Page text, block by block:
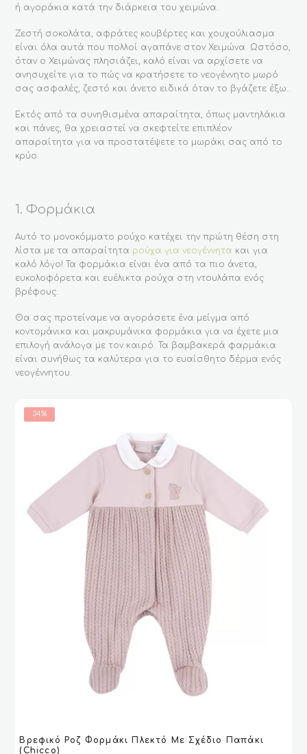
ή αγοράκια κατά την διάρκεια του χειμώνα.
Ζεστή σοκολάτα, αφράτες κουβέρτες και χουχούλιασμα
είναι όλα αυτά που πολλοί αγαπάνε στον Χειμώνα. Ωστόσο,
όταν ο Χειμώνας πλησιάζει, καλό είναι να αρχίσετε να
ανησυχείτε για το πώς να κρατήσετε το νεογέννητο μωρό
σας ασφαλές, ζεστό και άνετο ειδικά όταν το βγάζετε έξω..
Εκτός από τα συνηθισμένα απαραίτητα, όπως μαντηλάκια
και πάνες, θα χρειαστεί να σκεφτείτε επιπλέον
απαραίτητα για να προστατέψετε το μωράκι σας από το
κρύο.
1. Φορμάκια
Αυτό το μονοκόμματο ρούχο κατέχει την πρώτη θέση στη
λίστα με τα απαραίτητα ρούχα για νεογέννητα και για
καλό λόγο! Τα φορμάκια είναι ένα από τα πιο άνετα,
ευκολοφόρετα και ευέλικτα ρούχα στη ντουλάπα ενός
βρέφους.
Θα σας προτείναμε να αγοράσετε ένα μείγμα από
κοντομάνικα και μακρυμάνικα φορμάκια για να έχετε μια
επιλογή ανάλογα με τον καιρό. Τα βαμβακερά φαρμάκια
είναι συνήθως τα καλύτερα για το ευαίσθητο δέρμα ενός
νεογέννητου.
34%
το
Βρεφικό Ροζ Φορμάκι Πλεκτό Με Σχέδιο Παπάκι
(Chicco)